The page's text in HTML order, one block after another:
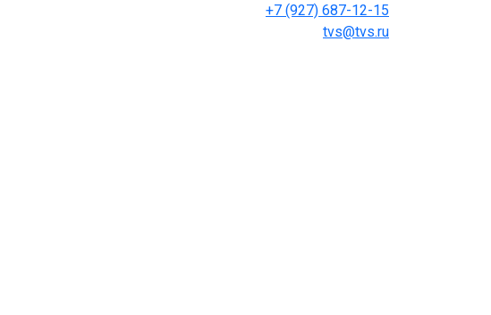
+7 (927) 687-12-15
tvs@tvs.ru